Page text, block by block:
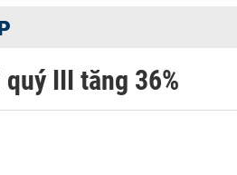
III tăng 36%